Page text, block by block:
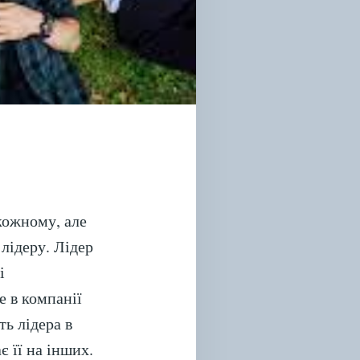
але
Лідер
в компанії
лідера в
її на інших.